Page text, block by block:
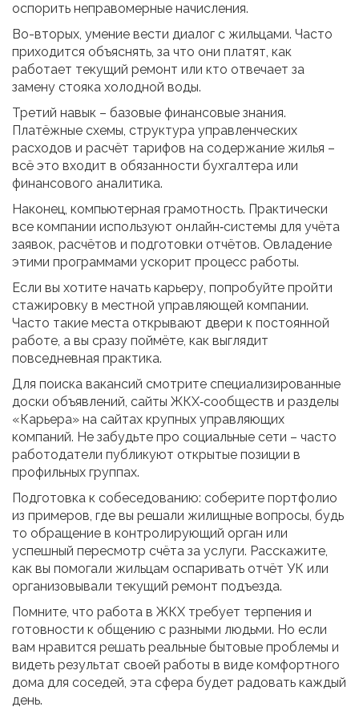
оспорить неправомерные начисления.
Во-вторых, умение вести диалог с жильцами. Часто
приходится объяснять, за что они платят, как
работает текущий ремонт или кто отвечает за
замену стояка холодной воды.
Третий навык – базовые финансовые знания.
Платёжные схемы, структура управленческих
расходов и расчёт тарифов на содержание жилья –
всё это входит в обязанности бухгалтера или
финансового аналитика.
Наконец, компьютерная грамотность. Практически
все компании используют онлайн‑системы для учёта
заявок, расчётов и подготовки отчётов. Овладение
этими программами ускорит процесс работы.
Если вы хотите начать карьеру, попробуйте пройти
стажировку в местной управляющей компании.
Часто такие места открывают двери к постоянной
работе, а вы сразу поймёте, как выглядит
повседневная практика.
Для поиска вакансий смотрите специализированные
доски объявлений, сайты ЖКХ‑сообществ и разделы
«Карьера» на сайтах крупных управляющих
компаний. Не забудьте про социальные сети – часто
работодатели публикуют открытые позиции в
профильных группах.
Подготовка к собеседованию: соберите портфолио
из примеров, где вы решали жилищные вопросы, будь
то обращение в контролирующий орган или
успешный пересмотр счёта за услуги. Расскажите,
как вы помогали жильцам оспаривать отчёт УК или
организовывали текущий ремонт подъезда.
Помните, что работа в ЖКХ требует терпения и
готовности к общению с разными людьми. Но если
вам нравится решать реальные бытовые проблемы и
видеть результат своей работы в виде комфортного
дома для соседей, эта сфера будет радовать каждый
день.